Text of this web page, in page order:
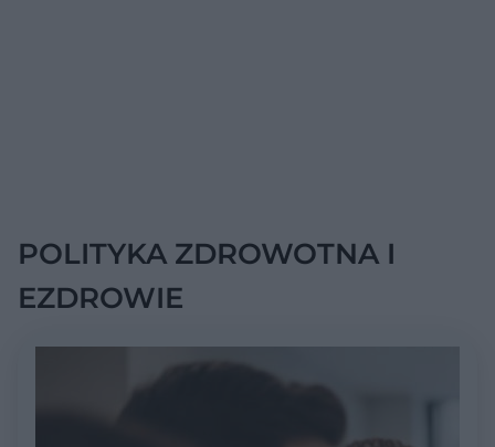
POLITYKA ZDROWOTNA I
EZDROWIE